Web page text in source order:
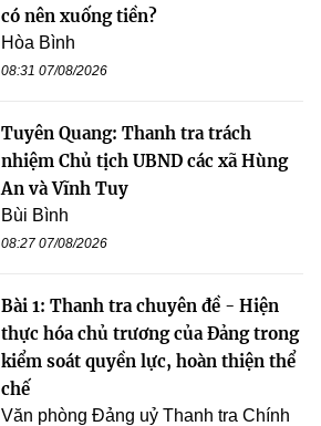
có nên xuống tiền?
Hòa Bình
08:31 07/08/2026
Tuyên Quang: Thanh tra trách
nhiệm Chủ tịch UBND các xã Hùng
An và Vĩnh Tuy
Bùi Bình
08:27 07/08/2026
Bài 1: Thanh tra chuyên đề - Hiện
thực hóa chủ trương của Đảng trong
kiểm soát quyền lực, hoàn thiện thể
chế
Văn phòng Đảng uỷ Thanh tra Chính